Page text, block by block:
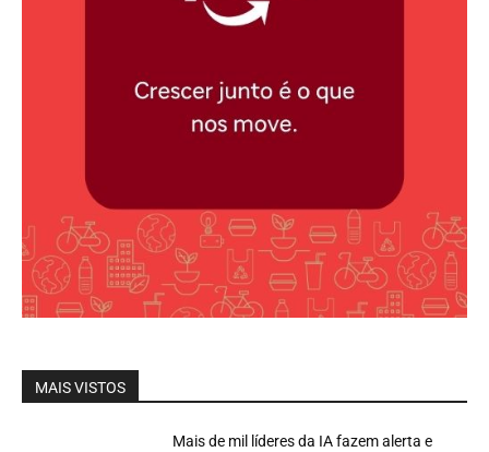
MAIS VISTOS
Mais de mil líderes da IA fazem alerta e